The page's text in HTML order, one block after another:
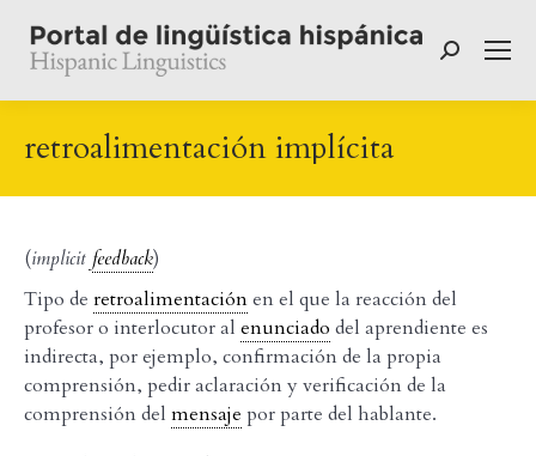
Buscar:
retroalimentación implícita
(implicit feedback)
Tipo de retroalimentaciónen el que la reacción del
profesor o interlocutor al enunciado del aprendiente es
indirecta, por ejemplo, confirmación de la propia
comprensión, pedir aclaración y verificación de la
comprensión del mensaje por parte del hablante.